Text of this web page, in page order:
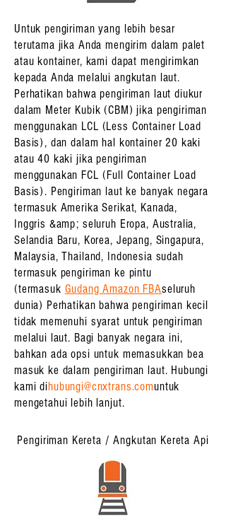
Untuk pengiriman yang lebih besar
terutama jika Anda mengirim dalam palet
atau kontainer, kami dapat mengirimkan
kepada Anda melalui angkutan laut.
Perhatikan bahwa pengiriman laut diukur
dalam Meter Kubik (CBM) jika pengiriman
menggunakan LCL (Less Container Load
Basis), dan dalam hal kontainer 20 kaki
atau 40 kaki jika pengiriman
menggunakan FCL (Full Container Load
Basis). Pengiriman laut ke banyak negara
termasuk Amerika Serikat, Kanada,
Inggris &amp; seluruh Eropa, Australia,
Selandia Baru, Korea, Jepang, Singapura,
Malaysia, Thailand, Indonesia sudah
termasuk pengiriman ke pintu
(termasuk Gudang Amazon FBAseluruh
dunia) Perhatikan bahwa pengiriman kecil
tidak memenuhi syarat untuk pengiriman
melalui laut. Bagi banyak negara ini,
bahkan ada opsi untuk memasukkan bea
masuk ke dalam pengiriman laut. Hubungi
kami dihubungi@cnxtrans.comuntuk
mengetahui lebih lanjut.
Pengiriman Kereta / Angkutan Kereta Api